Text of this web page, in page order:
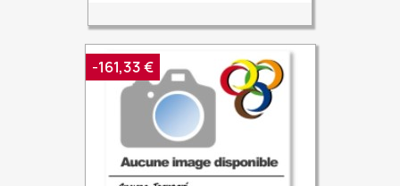
-161,33 €